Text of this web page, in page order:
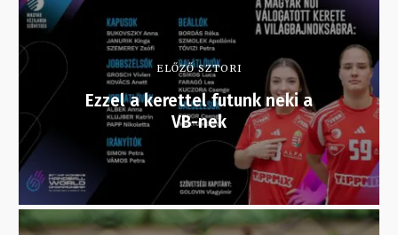
ELŐZŐ SZTORI
Ezzel a kerettel futunk neki a
VB-nek